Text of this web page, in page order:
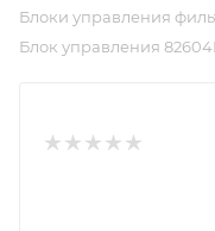
Блоки управления
Блок управления